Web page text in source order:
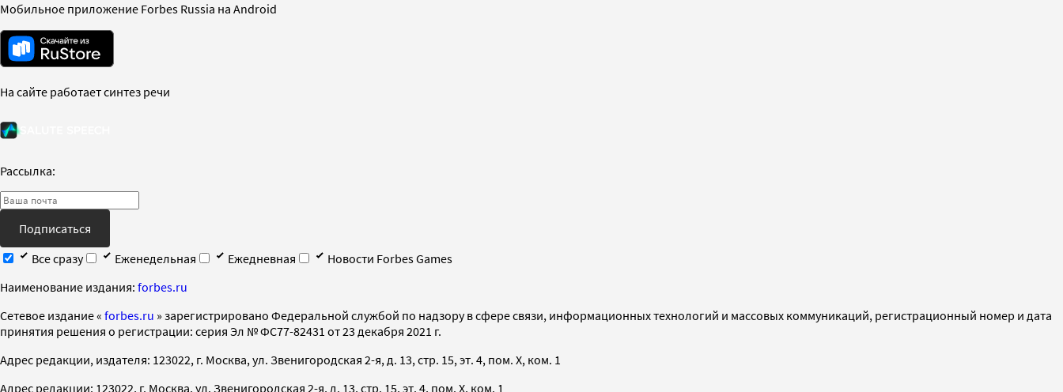
Мобильное приложение Forbes Russia на Android
На сайте работает синтез речи
Рассылка:
Подписаться
Все сразу
Еженедельная Ежедневная
Новости Forbes Games
Наименование издания: forbes.ru
Cетевое издание « forbes.ru » зарегистрировано Федеральной службой по надзору в сфере связи, информационных технологий и массовых коммуникаций, регистрационный номер и дата
принятия решения о регистрации: серия Эл № ФС77-82431 от 23 декабря 2021 г.
Адрес редакции, издателя: 123022, г. Москва, ул. Звенигородская 2-я, д. 13, стр. 15, эт. 4, пом. X, ком. 1
Адрес редакции: 123022, г. Москва, ул. Звенигородская 2-я, д. 13, стр. 15, эт. 4, пом. X, ком. 1